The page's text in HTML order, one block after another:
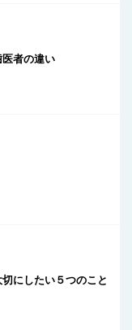
者の違い
にしたい５つのこと